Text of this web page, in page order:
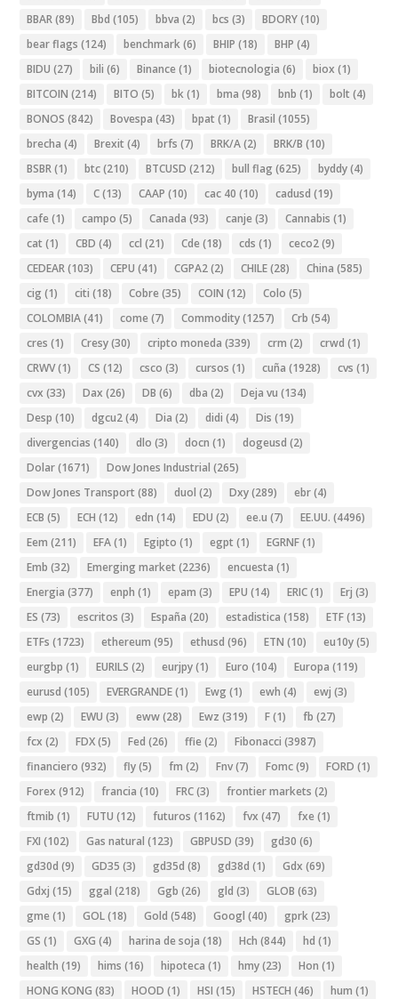
BBAR(89) Bbd (105) bbva (2) bcs (3) BDORY(10)
bear flags (124) benchmark(6) BHIP (18) BHP (4)
BIDU (27) bili (6) Binance (1) biotecnologia (6) biox (1)
BITCOIN (214) BITO (5) bk(1) bma (98) bnb (1) bolt (4)
BONOS (842) Bovespa (43) bpat (1) Brasil (1055)
brecha (4) Brexit (4) brfs (7) BRK/A(2) BRK/B (10)
BSBR(1) btc(210) BTCUSD (212) bull flag (625) byddy(4)
byma (14) C(13) CAAP (10) cac 40 (10) cadusd (19)
cafe (1) campo (5) Canada (93) canje (3) Cannabis (1)
cat (1) CBD (4) ccl (21) Cde (18) cds (1) ceco2(9)
CEDEAR(103) CEPU (41) CGPA2(2) CHILE(28) China (585)
cig (1) citi (18) Cobre (35) COIN (12) Colo (5)
COLOMBIA(41) come (7) Commodity(1257) Crb (54)
cres (1) Cresy(30) cripto moneda (339) crm (2) crwd (1)
CRWV(1) CS (12) csco (3) cursos (1) cuña (1928) cvs (1)
cvx (33) Dax (26) DB (6) dba (2) Deja vu (134)
Desp (10) dgcu2(4) Dia (2) didi (4) Dis (19)
divergencias (140) dlo (3) docn (1) dogeusd (2)
Dolar(1671) Dow Jones Industrial (265)
Dow Jones Transport (88) duol (2) Dxy(289) ebr(4)
ECB (5) ECH (12) edn (14) EDU (2) ee.u (7) EE.UU. (4496)
Eem (211) EFA(1) Egipto (1) egpt (1) EGRNF(1)
Emb (32) Emerging market (2236) encuesta (1)
Energia (377) enph (1) epam (3) EPU (14) ERIC(1) Erj (3)
ES (73) escritos (3) España (20) estadistica (158) ETF(13)
ETFs (1723) ethereum (95) ethusd (96) ETN (10) eu10y(5)
eurgbp (1) EURILS (2) eurjpy(1) Euro (104) Europa (119)
eurusd (105) EVERGRANDE(1) Ewg (1) ewh (4) ewj (3)
ewp (2) EWU (3) eww(28) Ewz (319) F(1) fb (27)
fcx (2) FDX(5) Fed (26) ffie (2) Fibonacci (3987)
financiero (932) fly(5) fm (2) Fnv(7) Fomc(9) FORD (1)
Forex (912) francia (10) FRC(3) frontier markets (2)
ftmib (1) FUTU (12) futuros (1162) fvx (47) fxe (1)
FXI (102) Gas natural (123) GBPUSD (39) gd30 (6)
gd30d (9) GD35 (3) gd35d (8) gd38d (1) Gdx (69)
Gdxj (15) ggal (218) Ggb (26) gld (3) GLOB (63)
gme (1) GOL(18) Gold (548) Googl (40) gprk(23)
GS (1) GXG (4) harina de soja (18) Hch (844) hd (1)
health (19) hims (16) hipoteca (1) hmy(23) Hon (1)
HONG KONG (83) HOOD (1) HSI (15) HSTECH (46) hum (1)